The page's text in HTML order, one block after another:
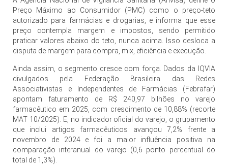
Preço Máximo ao Consumidor (PMC) como o preço-teto
autorizado para farmácias e drogarias, e informa que esse
preço contempla margem e impostos, sendo permitido
praticar valores abaixo do teto, nunca acima. Isso desloca a
disputa de margem para compra, mix, eficiência e execução.
Ainda assim, o segmento cresce com força. Dados da IQVIA
divulgados pela Federação Brasileira das Redes
Associativistas e Independentes de Farmácias (Febrafar)
apontam faturamento de R$ 240,97 bilhões no varejo
farmacêutico em 2025, com crescimento de 10,88% (recorte
MAT 10/2025). E, no indicador oficial do varejo, o grupamento
que inclui artigos farmacêuticos avançou 7,2% frente a
novembro de 2024 e foi a maior influência positiva na
comparação interanual do varejo (0,6 ponto percentual do
total de 1,3%).